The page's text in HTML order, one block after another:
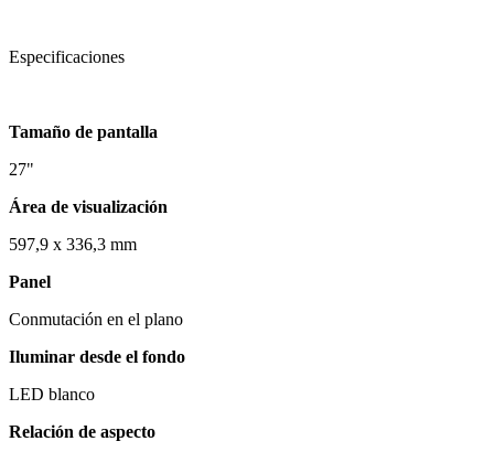
Especificaciones
Tamaño de pantalla
27"
Área de visualización
597,9 x 336,3 mm
Panel
Conmutación en el plano
Iluminar desde el fondo
LED blanco
Relación de aspecto